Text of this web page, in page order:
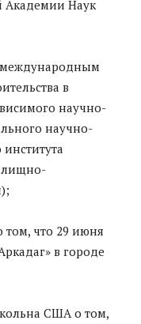
Академии Наук
международным
в
научно-
научно-
том, что 29 июня
в городе
США о том,